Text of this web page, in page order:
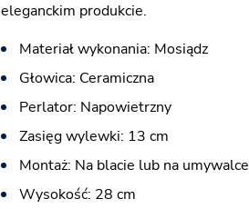
eleganckim produkcie.
Materiał wykonania: Mosiądz
Głowica: Ceramiczna
Perlator: Napowietrzny
Zasięg wylewki: 13 cm
Montaż: Na blacie lub na umywalce
Wysokość: 28 cm